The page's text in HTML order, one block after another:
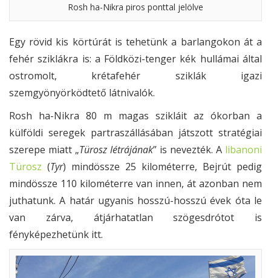
Rosh ha-Nikra piros ponttal jelölve
Egy rövid kis körtúrát is tehetünk a barlangokon át a
fehér sziklákra is: a Földközi-tenger kék hullámai által
ostromolt, krétafehér sziklák igazi
szemgyönyörködtető látnivalók.
Rosh ha-Nikra 80 m magas szikláit az ókorban a
külföldi seregek partraszállásában játszott stratégiai
szerepe miatt „Türosz létrájának” is nevezték. A libanoni
Türosz (Tyr) mindössze 25 kilométerre, Bejrút pedig
mindössze 110 kilométerre van innen, át azonban nem
juthatunk. A határ ugyanis hosszú-hosszú évek óta le
van zárva, átjárhatatlan szögesdrótot is
fényképezhetünk itt.